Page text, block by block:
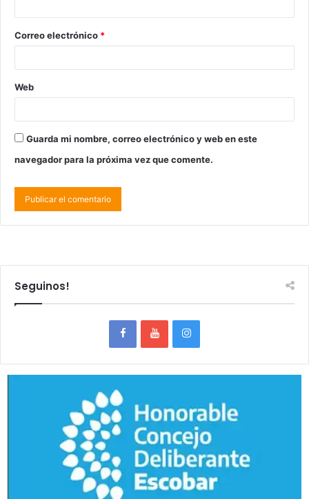
Correo electrónico *
Web
Guarda mi nombre, correo electrónico y web en este
navegador para la próxima vez que comente.
Seguinos!